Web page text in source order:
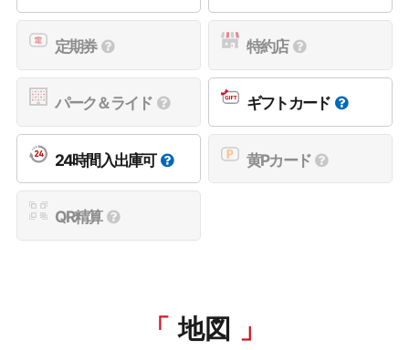
定期券 特約店
パーク＆ライド ギフトカード
24時間入出庫可 黄Pカード
QR精算
地図